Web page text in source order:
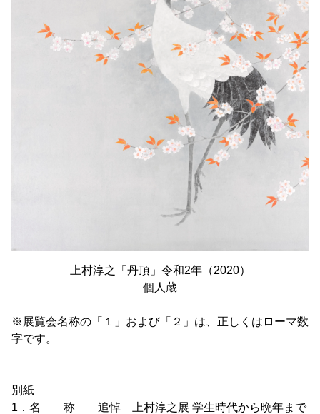
上村淳之「丹頂」令和2年（2020）
個人蔵
※展覧会名称の「１」および「２」は、正しくはローマ数
字です。
別紙
1．名 称 追悼 上村淳之展 学生時代から晩年まで